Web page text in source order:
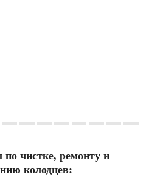
чистке, ремонту и
колодцев: